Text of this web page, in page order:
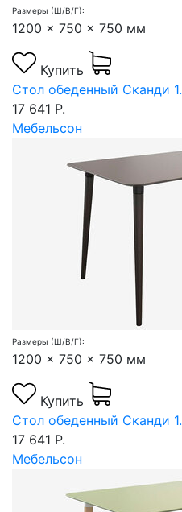
Размеры (Ш/В/Г):
1200 x 750 x 750 мм
Купить
Стол обеденный Сканди
17 641 Р.
Мебельсон
Размеры (Ш/В/Г):
1200 x 750 x 750 мм
Купить
Стол обеденный Сканди
17 641 Р.
Мебельсон